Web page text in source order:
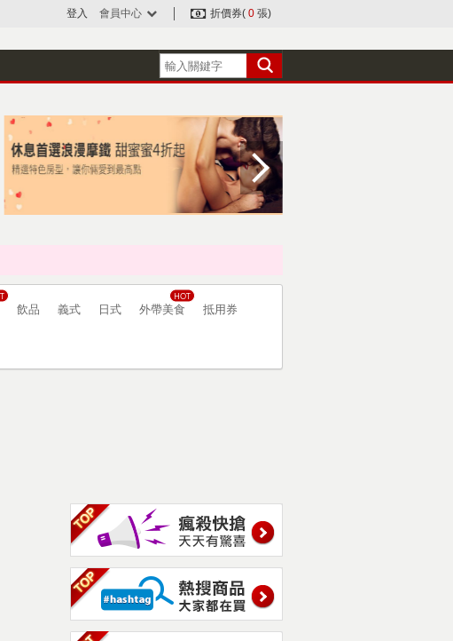
登入 會員中心 折價券( 0 張)
飲品 義式 日式 外帶美食 抵用券